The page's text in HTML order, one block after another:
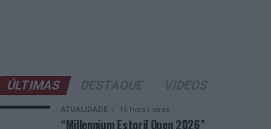
ÚLTIMAS
ATUALIDADE 16 horas atrás
“Millennium Estoril Open 2026”